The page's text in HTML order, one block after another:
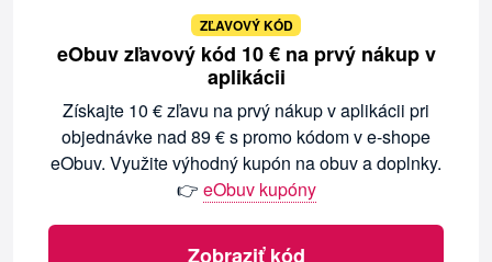
ZĽAVOVÝ KÓD
eObuv zľavový kód 10 € na prvý nákup v
aplikácii
Získajte 10 € zľavu na prvý nákup v aplikácii pri
objednávke nad 89 € s promo kódom v e-shope
eObuv. Využite výhodný kupón na obuv a doplnky.
👉 eObuv kupóny
Zobraziť kód